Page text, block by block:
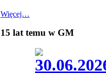
Więcej…
15 lat temu w GM